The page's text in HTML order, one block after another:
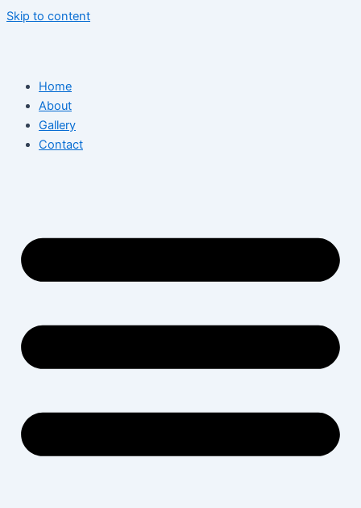
Skip to content
Home
About
Gallery
Contact